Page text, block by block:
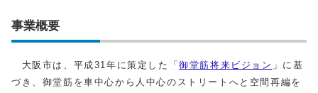
事業概要
大阪市は、平成31年に策定した「御堂筋将来ビジョン 」に基
づき、御堂筋を車中心から人中心のストリートへと空間再編を